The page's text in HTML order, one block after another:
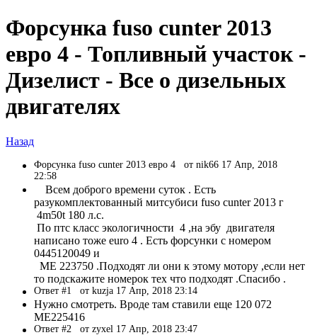
Форсунка fuso cunter 2013
евро 4 - Топливный участок -
Дизелист - Все о дизельных
двигателях
Назад
Форсунка fuso cunter 2013 евро 4 от nik66 17 Апр, 2018
22:58
Всем доброго времени суток . Есть
разукомплектованный митсубиси fuso cunter 2013 г
4m50t 180 л.с.
По птс класс экологичности 4 ,на эбу двигателя
написано тоже euro 4 . Есть форсунки с номером
0445120049 и
ME 223750 .Подходят ли они к этому мотору ,если нет
то подскажите номерок тех что подходят .Спасибо .
Ответ #1 от kuzja 17 Апр, 2018 23:14
Нужно смотреть. Вроде там ставили еще 120 072
ME225416
Ответ #2 от zyxel 17 Апр, 2018 23:47